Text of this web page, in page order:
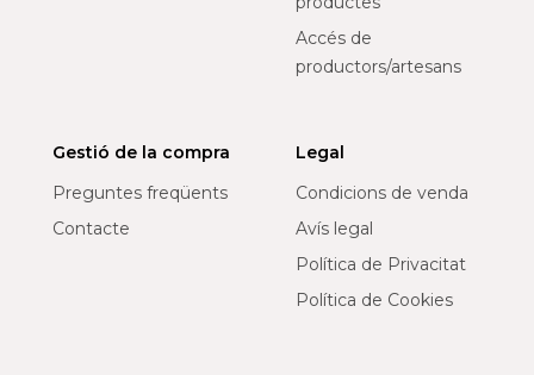
Accés de
productors/artesans
Gestió de la compra
Preguntes freqüents
Contacte
Legal
Condicions de venda
Avís legal
Política de Privacitat
Política de Cookies